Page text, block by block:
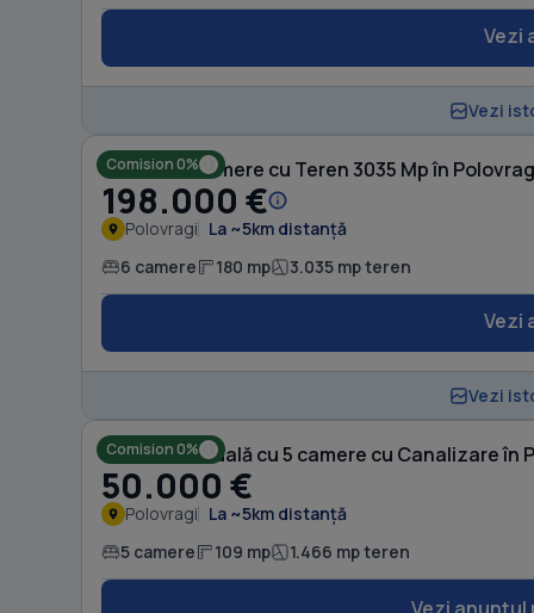
Vezi
Vezi
Comision 0%
Casă cu 6 camere cu Teren 3035 Mp în
198.000 €
Polovragi La ~5km distanță
6 camere 180 mp 3.035 mp teren
Vezi
Vezi
Comision 0%
Casă individuală cu 5 camere cu Canalizare în
50.000 €
Polovragi La ~5km distanță
5 camere 109 mp 1.466 mp teren